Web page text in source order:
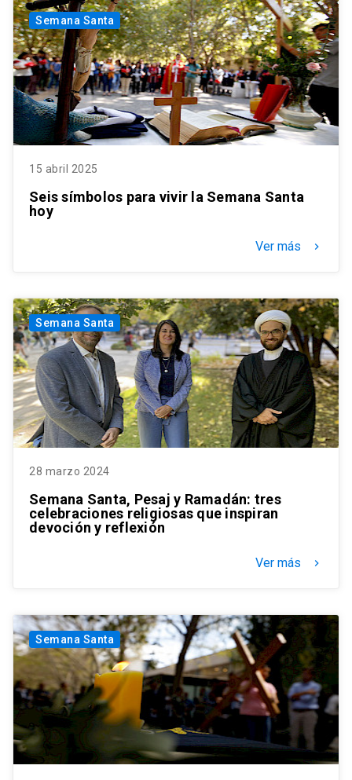
Semana Santa
15 abril 2025
Seis símbolos para vivir la Semana Santa
hoy
Ver más keyboard_arrow_right
Semana Santa
28 marzo 2024
Semana Santa, Pesaj y Ramadán: tres
celebraciones religiosas que inspiran
devoción y reflexión
Ver más keyboard_arrow_right
Semana Santa